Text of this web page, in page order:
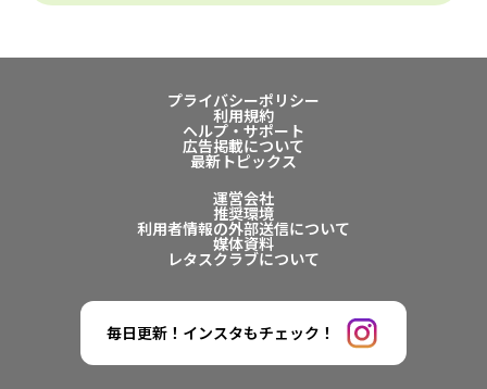
プライバシーポリシー
利用規約
ヘルプ・サポート
広告掲載について
最新トピックス
運営会社
推奨環境
利用者情報の外部送信について
媒体資料
レタスクラブについて
毎日更新！インスタもチェック！